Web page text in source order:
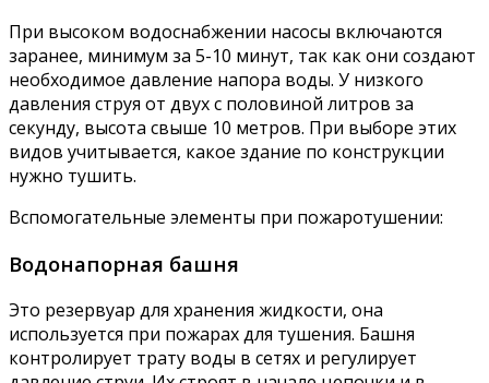
При высоком водоснабжении насосы включаются
заранее, минимум за 5-10 минут, так как они создают
необходимое давление напора воды. У низкого
давления струя от двух с половиной литров за
секунду, высота свыше 10 метров. При выборе этих
видов учитывается, какое здание по конструкции
нужно тушить.
Вспомогательные элементы при пожаротушении:
Водонапорная башня
Это резервуар для хранения жидкости, она
используется при пожарах для тушения. Башня
контролирует трату воды в сетях и регулирует